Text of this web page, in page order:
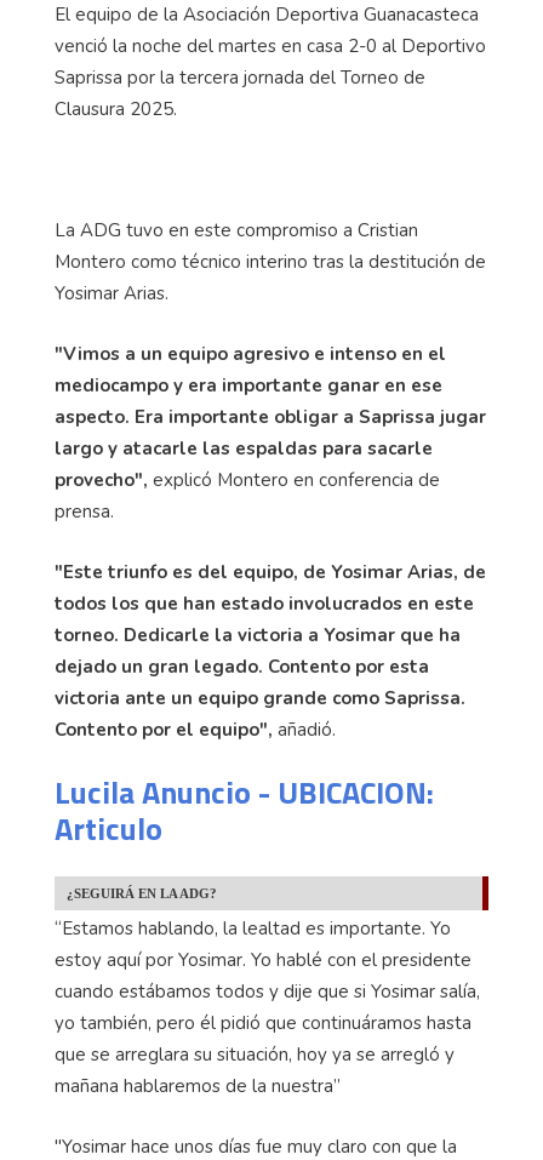
El equipo de la Asociación Deportiva Guanacasteca
venció la noche del martes en casa 2-0 al Deportivo
Saprissa por la tercera jornada del Torneo de
Clausura 2025.
La ADG tuvo en este compromiso a Cristian
Montero como técnico interino tras la destitución de
Yosimar Arias.
"Vimos a un equipo agresivo e intenso en el
mediocampo y era importante ganar en ese
aspecto. Era importante obligar a Saprissa jugar
largo y atacarle las espaldas para sacarle
provecho", explicó Montero en conferencia de
prensa.
"Este triunfo es del equipo, de Yosimar Arias, de
todos los que han estado involucrados en este
torneo. Dedicarle la victoria a Yosimar que ha
dejado un gran legado. Contento por esta
victoria ante un equipo grande como Saprissa.
Contento por el equipo", añadió.
Lucila Anuncio - UBICACION:
Articulo
¿SEGUIRÁ EN LA ADG?
“Estamos hablando, la lealtad es importante. Yo
estoy aquí por Yosimar. Yo hablé con el presidente
cuando estábamos todos y dije que si Yosimar salía,
yo también, pero él pidió que continuáramos hasta
que se arreglara su situación, hoy ya se arregló y
mañana hablaremos de la nuestra”
"Yosimar hace unos días fue muy claro con que la